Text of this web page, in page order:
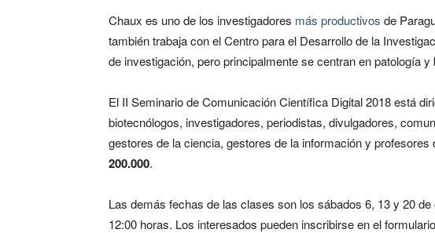
Chaux es uno de los investigadores más productivos de
también trabaja con el Centro para el Desarrollo de la
de investigación, pero principalmente se centran en patología y
El II Seminario de Comunicación Científica Digital 2018 está
biotecnólogos, investigadores, periodistas, divulgadores,
gestores de la ciencia, gestores de la información y profesores
200.000.
Las demás fechas de las clases son los sábados 6, 13 y 20
12:00 horas. Los interesados pueden inscribirse en el